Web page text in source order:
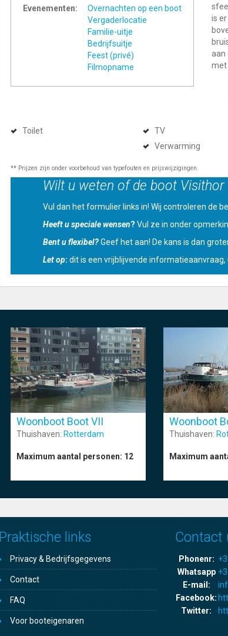
Evenementen:
Overnachten op een boot
Vergaderlocatie
Familie-uitje
Bedrijfsuitje
Feest (privé)
Filmopname
is
aan
met
Toilet
TV
Verwarming
** Prijzen zijn onder voorbehoud van typefouten en prijswijzigingen.
Wilt u weten of de boot Visithor
Vul dan het formulier links in! Wij controleren de
Heeft u speciale wensen? Vul ze in onder
Bent u flexibel?Geef het aan! De kans is dan
Let op: dit is een vrijblijvende
Woonboot Boot VII
Thuishaven: Rotterdam
Maximum aantal personen: 12
Woonboot
Thuishaven:
Maximum
Praktische links
Privacy & Bedrijfsgegevens
Contact
FAQ
Voor booteigenaren
Contact
Phonenr:
Whatsapp
E-mail:
Facebook:
Twitter: